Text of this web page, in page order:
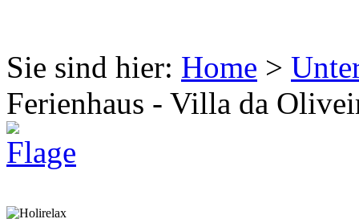
Sie sind hier: Home >
Ferienhaus - Villa da